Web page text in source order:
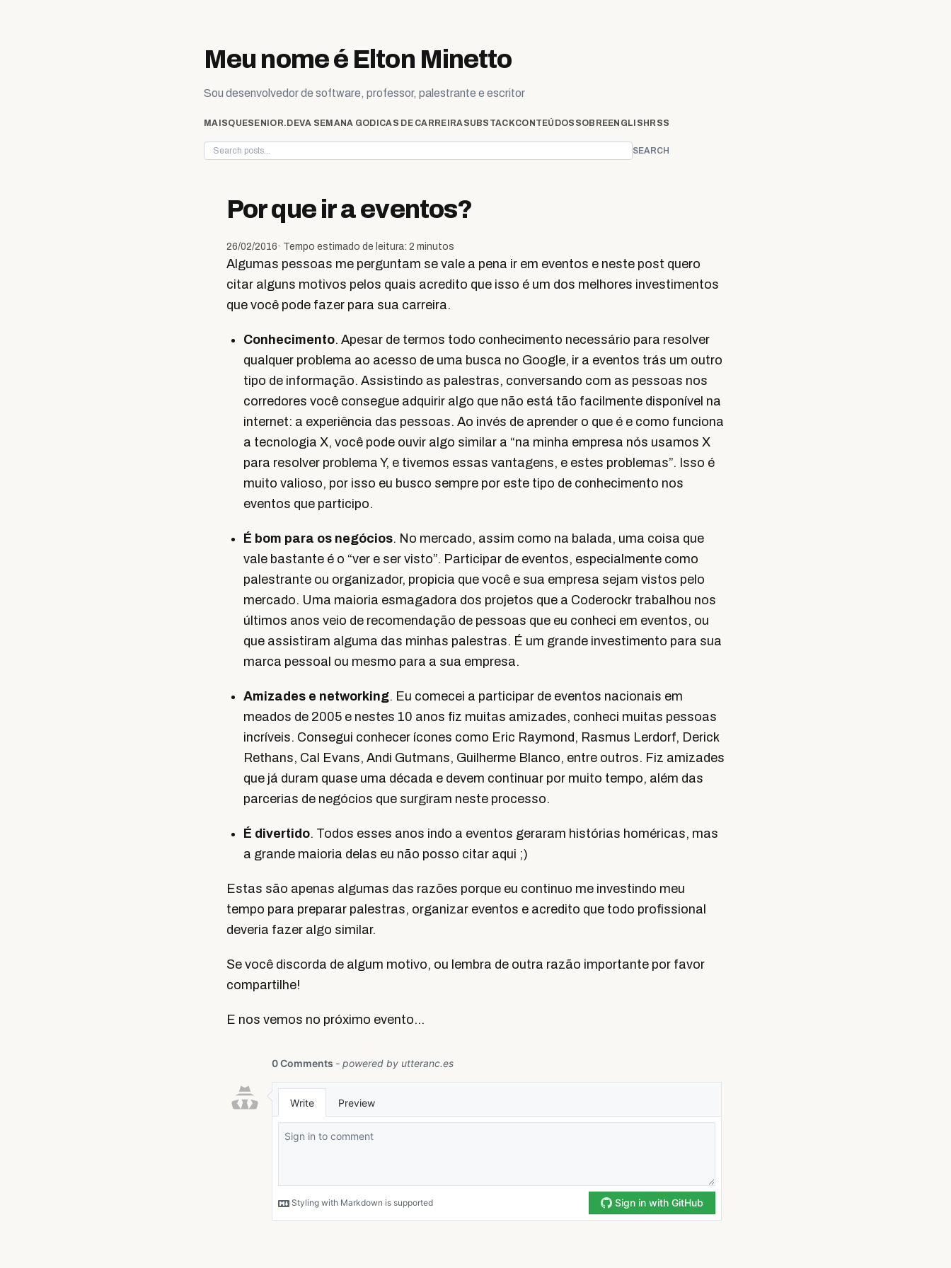
Meu nome é Elton Minetto
Sou desenvolvedor de software, professor, palestrante e escritor
MAISQUESENIOR.DEVA SEMANA GODICAS DE CARREIRASUBSTACKCONTEÚDOS SOBREENGLISH RSS
SEARCH
Por que ir a eventos?
26/02/2016· Tempo estimado de leitura: 2 minutos
Algumas pessoas me perguntam se vale a pena ir em eventos e neste post quero
citar alguns motivos pelos quais acredito que isso é um dos melhores investimentos
que você pode fazer para sua carreira.
Conhecimento. Apesar de termos todo conhecimento necessário para resolver
qualquer problema ao acesso de uma busca no Google, ir a eventos trás um outro
tipo de informação. Assistindo as palestras, conversando com as pessoas nos
corredores você consegue adquirir algo que não está tão facilmente disponível na
internet: a experiência das pessoas. Ao invés de aprender o que é e como funciona
a tecnologia X, você pode ouvir algo similar a “na minha empresa nós usamos X
para resolver problema Y, e tivemos essas vantagens, e estes problemas”. Isso é
muito valioso, por isso eu busco sempre por este tipo de conhecimento nos
eventos que participo.
É bom para os negócios. No mercado, assim como na balada, uma coisa que
vale bastante é o “ver e ser visto”. Participar de eventos, especialmente como
palestrante ou organizador, propicia que você e sua empresa sejam vistos pelo
mercado. Uma maioria esmagadora dos projetos que a Coderockr trabalhou nos
últimos anos veio de recomendação de pessoas que eu conheci em eventos, ou
que assistiram alguma das minhas palestras. É um grande investimento para sua
marca pessoal ou mesmo para a sua empresa.
Amizades e networking. Eu comecei a participar de eventos nacionais em
meados de 2005 e nestes 10 anos fiz muitas amizades, conheci muitas pessoas
incríveis. Consegui conhecer ícones como Eric Raymond, Rasmus Lerdorf, Derick
Rethans, Cal Evans, Andi Gutmans, Guilherme Blanco, entre outros. Fiz amizades
que já duram quase uma década e devem continuar por muito tempo, além das
parcerias de negócios que surgiram neste processo.
É divertido. Todos esses anos indo a eventos geraram histórias homéricas, mas
a grande maioria delas eu não posso citar aqui ;)
Estas são apenas algumas das razões porque eu continuo me investindo meu
tempo para preparar palestras, organizar eventos e acredito que todo profissional
deveria fazer algo similar.
Se você discorda de algum motivo, ou lembra de outra razão importante por favor
compartilhe!
E nos vemos no próximo evento…